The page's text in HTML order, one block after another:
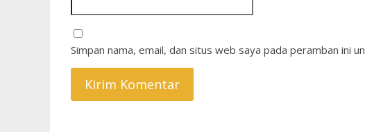
Simpan nama, email, dan situs web saya pada peramban ini